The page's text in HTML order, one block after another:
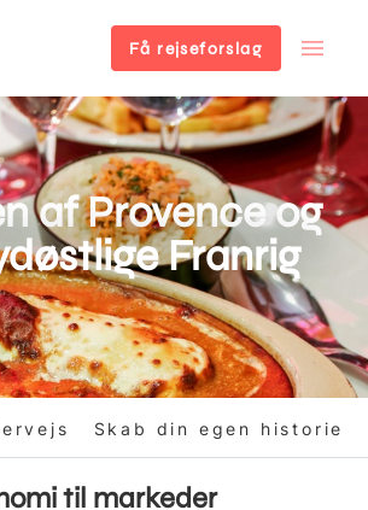
Få rejseforslag
af Provence og
Franrig
Skab din egen historie
til markeder